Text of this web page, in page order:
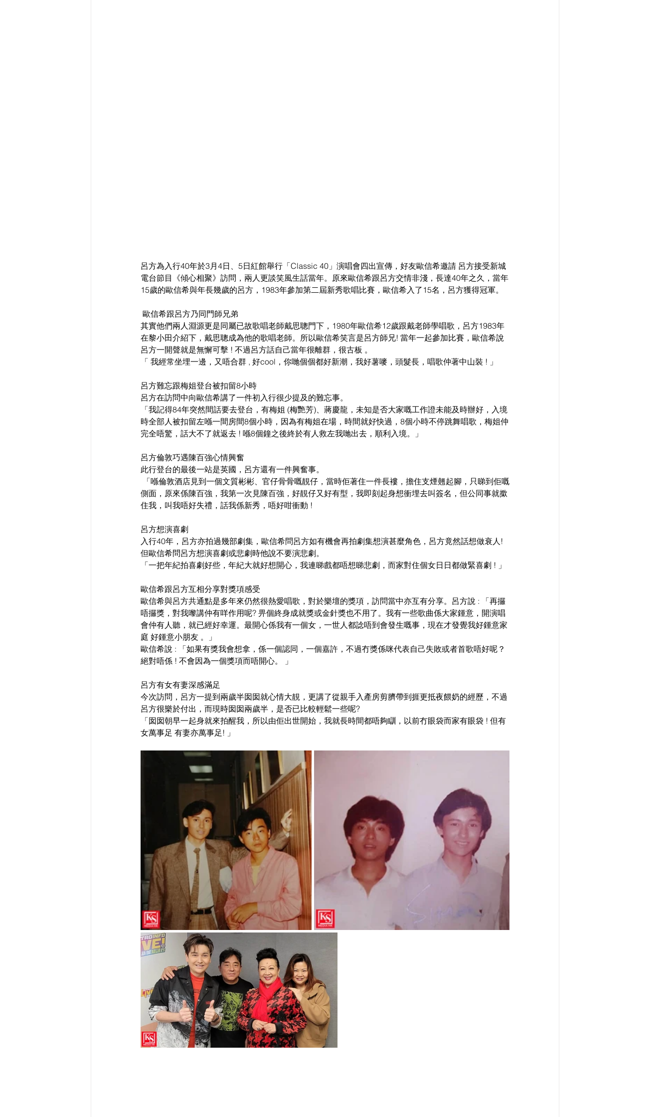
呂方為入行40年於3月4日、5日紅館舉行「Classic 40」演唱會四出宣傳，好友歐信希邀請 呂方接受新城
電台節目《傾心相聚》訪問，兩人更談笑風生話當年。原來歐信希跟呂方交情非淺，長達40年之久，當年
15歲的歐信希與年長幾歲的呂方，1983年參加第二屆新秀歌唱比賽，歐信希入了15名，呂方獲得冠軍。
歐信希跟呂方乃同門師兄弟
其實他們兩人淵源更是同屬已故歌唱老師戴思聰門下，1980年歐信希12歲跟戴老師學唱歌，呂方1983年
在黎小田介紹下，戴思聰成為他的歌唱老師。所以歐信希笑言是呂方師兄! 當年一起參加比賽，歐信希說
呂方一開聲就是無懈可擊 ! 不過呂方話自己當年很離群，很古板 。
「 我經常坐埋一邊，又唔合群 , 好cool，你哋個個都好新潮，我好薯嘜，頭髮長，唱歌仲著中山裝 ! 」
呂方難忘跟梅姐登台被扣留8小時
呂方在訪問中向歐信希講了一件初入行很少提及的難忘事。
「我記得84年突然間話要去登台，有梅姐 (梅艷芳)、蔣慶龍，未知是否大家嘅工作證未能及時辦好，入境
時全部人被扣留左喺一間房間8個小時，因為有梅姐在場，時間就好快過，8個小時不停跳舞唱歌，梅姐仲
完全唔驚，話大不了就返去 ! 喺8個鐘之後終於有人救左我哋出去，順利入境。」
呂方倫敦巧遇陳百強心情興奮
此行登台的最後一站是英國，呂方還有一件興奮事。
​ 「喺倫敦酒店見到一個文質彬彬、官仔骨骨嘅靚仔，當時佢著住一件長褸，擔住支煙翹起腳，只睇到佢嘅
側面，原來係陳百強，​我第一次見陳百強，​好靚仔又好有型，我即刻起身想衝埋去叫簽名，但公同事就撳
住我，叫我唔好失禮，話我係新秀，唔好咁衝動 !
呂方想演喜劇
入行40年，呂方亦拍過幾部劇集，歐信希問呂方如有機會再拍劇集想演甚麼角色，呂方竟然話想做衰人!
但歐信希問呂方想演喜劇或悲劇時他說不要演悲劇。
「一把年紀拍喜劇好些，年紀大就好想開心，我連睇戲都唔想睇悲劇，而家對住個女日日都做緊喜劇 ! 」
歐信希跟呂方互相分享對獎項感受
歐信希與呂方共通點是多年來仍然很熱愛唱歌，對於樂壇的獎項，訪問當中亦互有分享。呂方說 : 「再攞
唔攞獎，對我嚟講仲有咩作用呢? 畀個終身成就獎或金針獎也不用了。我有一些歌曲係大家鍾意，開演唱
會仲有人聽，就已經好幸運。最開心係我有一個女，一世人都諗唔到會發生嘅事，現在才發覺我好鍾意家
庭 好鍾意小朋友 。」
歐信希說 : 「如果有獎我會想拿，係一個認同，一個嘉許，不過冇獎係咪代表自己失敗或者首歌唔好呢？
絕對唔係 ! 不會因為一個獎項而唔開心。 」
呂方有女有妻深感滿足
今次訪問，呂方一提到兩歲半囡囡就心情大靚，更講了從親手入產房剪臍帶到捱更抵夜餵奶的經歷，不過
呂方很樂於付出，而現時囡囡兩歲半，是否已比較輕鬆一些呢?
「囡囡朝早一起身就來拍醒我，所以由佢出世開始，我就長時間都唔夠瞓，以前冇眼袋而家有眼袋 ! 但有
女萬事足 有妻亦萬事足! 」